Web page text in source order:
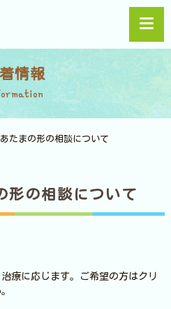
情報
たまの形の相談について
形の相談について
療に応じます。ご希望の方はクリ